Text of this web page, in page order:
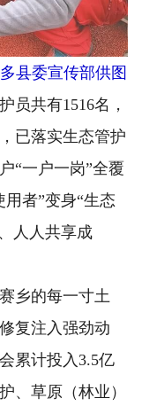
县委宣传部供图
共有1516名，
已落实生态管护
“一户一岗”全覆
者”变身“生态
人人共享成
乡的每一寸土
复注入强劲动
累计投入3.5亿
、草原（林业）